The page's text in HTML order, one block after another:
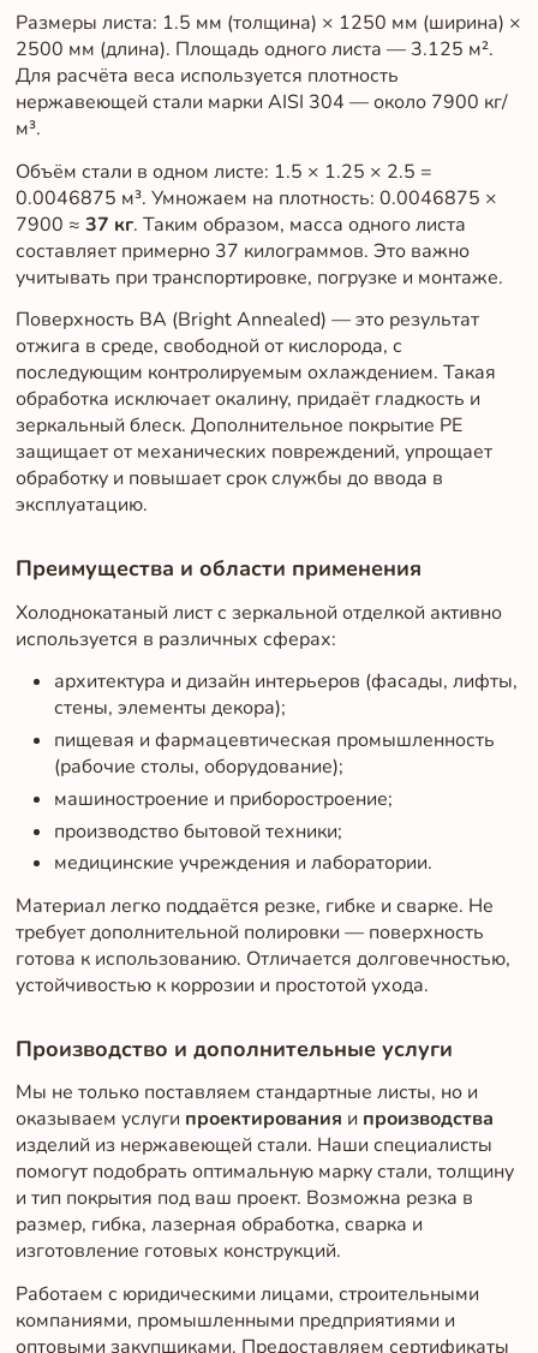
Размеры листа: 1.5 мм (толщина) × 1250 мм (ширина) ×
2500 мм (длина). Площадь одного листа — 3.125 м².
Для расчёта веса используется плотность
нержавеющей стали марки AISI 304 — около 7900 кг/
м³.
Объём стали в одном листе: 1.5 × 1.25 × 2.5 =
0.0046875 м³. Умножаем на плотность: 0.0046875 ×
7900 ≈ 37 кг. Таким образом, масса одного листа
составляет примерно 37 килограммов. Это важно
учитывать при транспортировке, погрузке и монтаже.
Поверхность BA (Bright Annealed) — это результат
отжига в среде, свободной от кислорода, с
последующим контролируемым охлаждением. Такая
обработка исключает окалину, придаёт гладкость и
зеркальный блеск. Дополнительное покрытие PE
защищает от механических повреждений, упрощает
обработку и повышает срок службы до ввода в
эксплуатацию.
Преимущества и области применения
Холоднокатаный лист с зеркальной отделкой активно
используется в различных сферах:
архитектура и дизайн интерьеров (фасады, лифты,
стены, элементы декора);
пищевая и фармацевтическая промышленность
(рабочие столы, оборудование);
машиностроение и приборостроение;
производство бытовой техники;
медицинские учреждения и лаборатории.
Материал легко поддаётся резке, гибке и сварке. Не
требует дополнительной полировки — поверхность
готова к использованию. Отличается долговечностью,
устойчивостью к коррозии и простотой ухода.
Производство и дополнительные услуги
Мы не только поставляем стандартные листы, но и
оказываем услуги проектирования и производства
изделий из нержавеющей стали. Наши специалисты
помогут подобрать оптимальную марку стали, толщину
и тип покрытия под ваш проект. Возможна резка в
размер, гибка, лазерная обработка, сварка и
изготовление готовых конструкций.
Работаем с юридическими лицами, строительными
компаниями, промышленными предприятиями и
оптовыми закупщиками. Предоставляем сертификаты